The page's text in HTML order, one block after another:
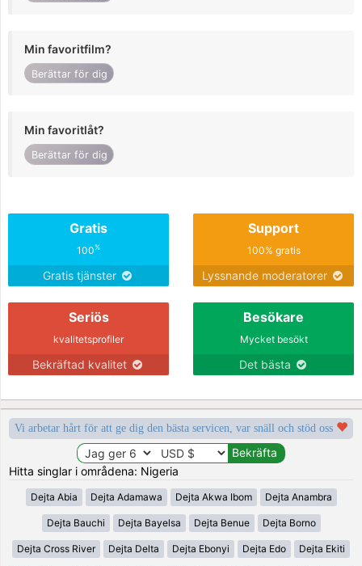
Min favoritfilm?
Berättar för dig
Min favoritlåt?
Berättar för dig
Gratis
100%
Gratis tjänster
Support
100% gratis
Lyssnande moderatorer
Seriös
kvalitetsprofiler
Bekräftad kvalitet
Besökare
Mycket besökt
Det bästa
Vi arbetar hårt för att ge dig den bästa servicen, var snäll och stöd oss
Hitta singlar i områdena: Nigeria
Dejta Abia Dejta Adamawa Dejta Akwa Ibom Dejta Anambra
Dejta Bauchi Dejta Bayelsa Dejta Benue Dejta Borno
Dejta Cross River Dejta Delta Dejta Ebonyi Dejta Edo Dejta Ekiti